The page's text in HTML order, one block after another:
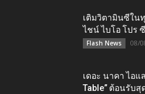
เติมวิตามินซีใน
ไชน์ ไบโอ โปร
Flash News 08/
เดอะ นาคา ไอแ
Table” ต้อนรับ